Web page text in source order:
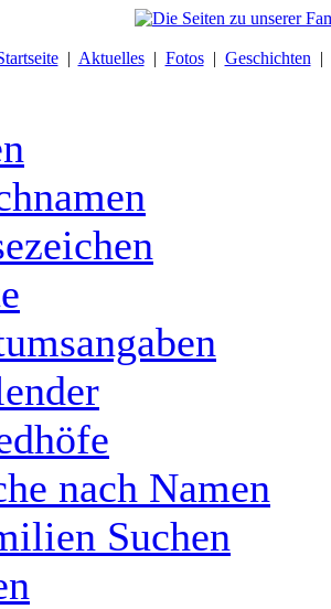
| Aktuelles| Fotos| Geschichten |
nach Namen
Suchen